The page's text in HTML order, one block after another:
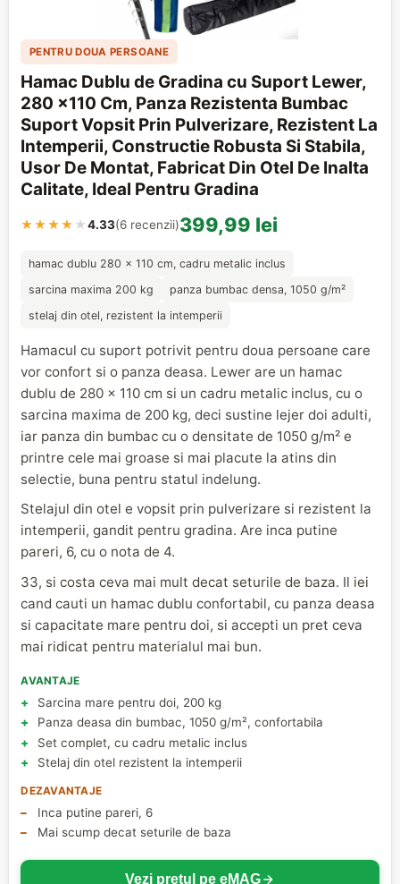
PENTRU DOUA PERSOANE
Hamac Dublu de Gradina cu Suport Lewer,
280 x110 Cm, Panza Rezistenta Bumbac
Suport Vopsit Prin Pulverizare, Rezistent La
Intemperii, Constructie Robusta Si Stabila,
Usor De Montat, Fabricat Din Otel De Inalta
Calitate, Ideal Pentru Gradina
★★★★ ★4.33(6 recenzii)399,99 lei
hamac dublu 280 x 110 cm, cadru metalic inclus
sarcina maxima 200 kg
panza bumbac densa, 1050 g/m²
stelaj din otel, rezistent la intemperii
Hamacul cu suport potrivit pentru doua persoane care
vor confort si o panza deasa. Lewer are un hamac
dublu de 280 x 110 cm si un cadru metalic inclus, cu o
sarcina maxima de 200 kg, deci sustine lejer doi adulti,
iar panza din bumbac cu o densitate de 1050 g/m² e
printre cele mai groase si mai placute la atins din
selectie, buna pentru statul indelung.
Stelajul din otel e vopsit prin pulverizare si rezistent la
intemperii, gandit pentru gradina. Are inca putine
pareri, 6, cu o nota de 4.
33, si costa ceva mai mult decat seturile de baza. Il iei
cand cauti un hamac dublu confortabil, cu panza deasa
si capacitate mare pentru doi, si accepti un pret ceva
mai ridicat pentru materialul mai bun.
AVANTAJE
Sarcina mare pentru doi, 200 kg
Panza deasa din bumbac, 1050 g/m², confortabila
Set complet, cu cadru metalic inclus
Stelaj din otel rezistent la intemperii
DEZAVANTAJE
Inca putine pareri, 6
Mai scump decat seturile de baza
Vezi pretul pe eMAG